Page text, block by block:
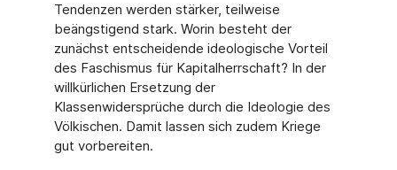
Tendenzen werden stärker, teilweise
beängstigend stark. Worin besteht der
zunächst entscheidende ideologische Vorteil
des Faschismus für Kapitalherrschaft? In der
willkürlichen Ersetzung der
Klassenwidersprüche durch die Ideologie des
Völkischen. Damit lassen sich zudem Kriege
gut vorbereiten.